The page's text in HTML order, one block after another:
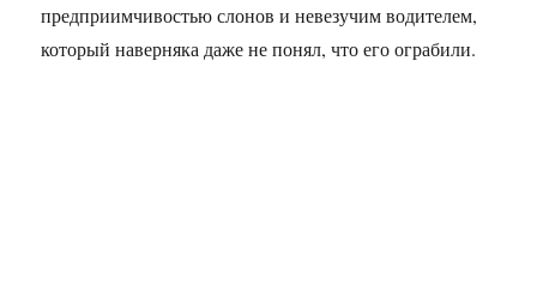
предприимчивостью слонов и невезучим водителем,
который наверняка даже не понял, что его ограбили.